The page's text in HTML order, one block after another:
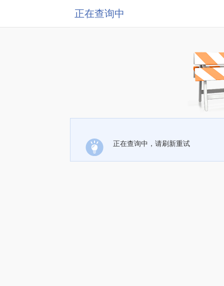
正在查询中
正在查询中，请刷新重试